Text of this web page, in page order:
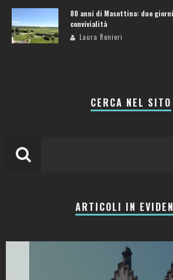
80 anni di Masottina: due
convivialità
Laura Renieri
CERCA NEL SITO
ARTICOLI IN